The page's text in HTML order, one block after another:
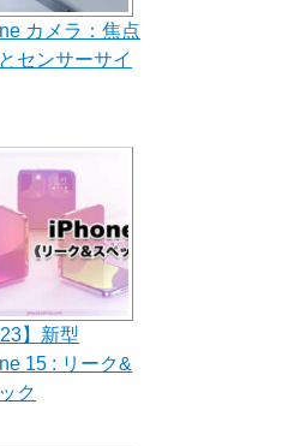
カメラ：焦点
センサーサイ
】新型
15 : リーク&
ク